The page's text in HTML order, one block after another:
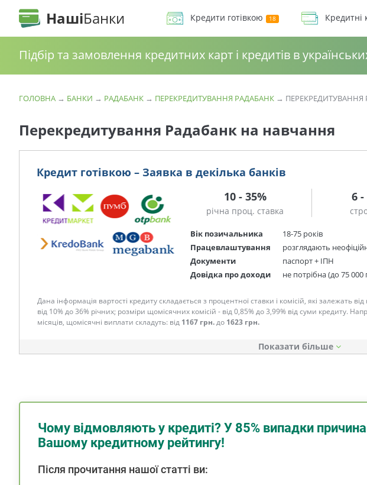
НашіБанки Кредити готівкою Кредитні
Підбір та замовлення кредитних карт і кредитів в
ГОЛОВНА → БАНКИ → РАДАБАНК → ПЕРЕКРЕДИТУВАННЯ РАДАБАНК →
Перекредитування Радабанк на навчання
Кредит готівкою – Заявка в декілька банків
10 - 35%
річна проц. ставка
6
Вік позичальника
18-75 років
Працевлаштування
розглядають
Документи
паспорт + ІПН
Довідка про доходи
не потрібна (до 75 000
Дана інформація вартості кредиту складається з процентної ставки і комісій, які залежать
від 10% до 36% річних; розміри щомісячних комісій - від 0,85% до 3,99% від суми кредиту.
місяців, щомісячні виплати складуть: від 1167 грн.до 1623 грн.
Показати
Чому відмовляють у кредиті? У 85% випадки
Вашому кредитному рейтингу!
Після прочитання нашої статті ви: